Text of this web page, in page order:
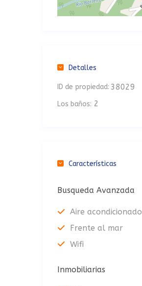
Detalles
ID de propiedad: 38029
Los baños: 2
Características
Busqueda Avanzada
Aire acondicionado
Frente al mar
Wifi
Inmobiliarias